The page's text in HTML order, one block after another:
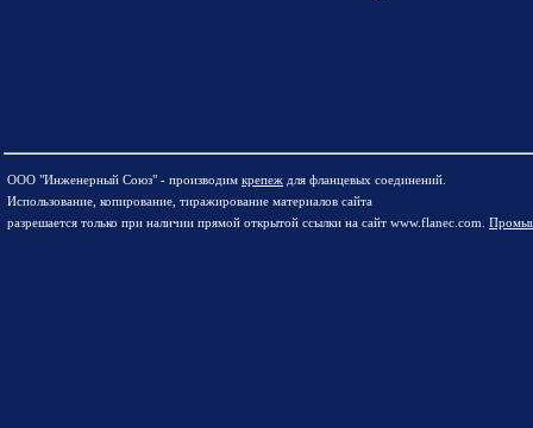
ООО "Инженерный Союз" - производим крепеж для фланцевых соединений.
Использование, копирование, тиражирование материалов сайта
разрешается только при наличии прямой открытой ссылки на сайт www.flanec.com.